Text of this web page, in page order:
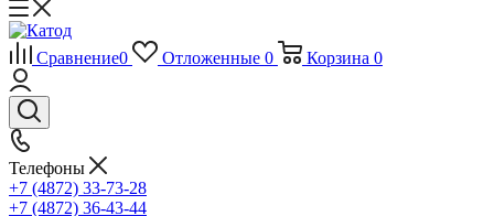
Сравнение0 Отложенные 0 Корзина 0
Телефоны
+7 (4872) 33-73-28
+7 (4872) 36-43-44